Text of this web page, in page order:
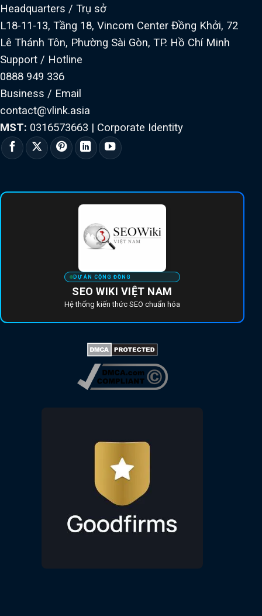
Headquarters / Trụ sở
L18-11-13, Tầng 18, Vincom Center Đồng Khởi, 72
Lê Thánh Tôn, Phường Sài Gòn, TP. Hồ Chí Minh
Support / Hotline
0888 949 336
Business / Email
contact@vlink.asia
MST: 0316573663 | Corporate Identity
DỰ ÁN CỘNG ĐỒNG
SEO WIKI VIỆT NAM
Hệ thống kiến thức SEO chuẩn hóa